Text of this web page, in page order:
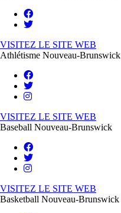
VISITEZ LE SITE WEB
Athlétisme Nouveau-Brunswick
VISITEZ LE SITE WEB
Baseball Nouveau-Brunswick
VISITEZ LE SITE WEB
Basketball Nouveau-Brunswick